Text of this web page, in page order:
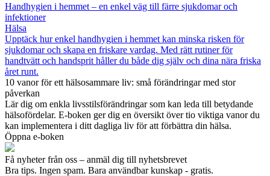
Handhygien i hemmet – en enkel väg till färre sjukdomar och
infektioner
Hälsa
Upptäck hur enkel handhygien i hemmet kan minska risken för
sjukdomar och skapa en friskare vardag. Med rätt rutiner för
handtvätt och handsprit håller du både dig själv och dina nära friska
året runt.
10 vanor för ett hälsosammare liv: små förändringar med stor
påverkan
Lär dig om enkla livsstilsförändringar som kan leda till betydande
hälsofördelar. E-boken ger dig en översikt över tio viktiga vanor du
kan implementera i ditt dagliga liv för att förbättra din hälsa.
Öppna e-boken
Få nyheter från oss – anmäl dig till nyhetsbrevet
Bra tips. Ingen spam. Bara användbar kunskap - gratis.